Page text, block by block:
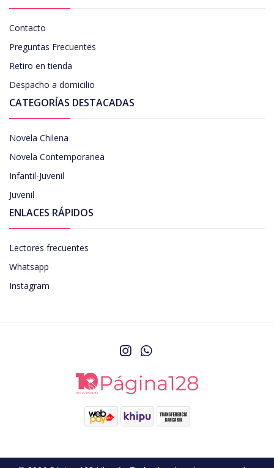
Contacto
Preguntas Frecuentes
Retiro en tienda
Despacho a domicilio
CATEGORÍAS DESTACADAS
Novela Chilena
Novela Contemporanea
Infantil-Juvenil
Juvenil
ENLACES RÁPIDOS
Lectores frecuentes
Whatsapp
Instagram